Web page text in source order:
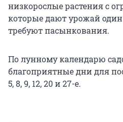
низкорослые растения с
которые дают урожай
требуют пасынкования.
По лунному календарю
благоприятные дни для
5, 8, 9, 12, 20 и 27-е.